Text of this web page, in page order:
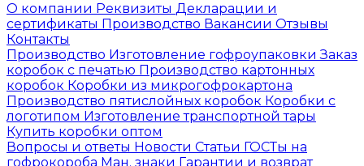
О компании Реквизиты Декларации и
сертификаты Производство Вакансии Отзывы
Контакты
Производство Изготовление гофроупаковкиЗаказ
коробок с печатью Производство картонных
коробок Коробки из микрогофрокартона
Производство пятислойных коробок Коробки с
логотипом Изготовление транспортной тары
Купить коробки оптом
Вопросы и ответы Новости Статьи ГОСТы на
гофрокороба Ман. знаки Гарантии и возврат